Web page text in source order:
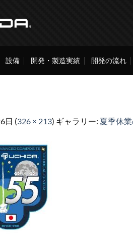
設備 開発・製造実績 開発の流れ
日 (326 × 213) ギャラリー: 夏季休